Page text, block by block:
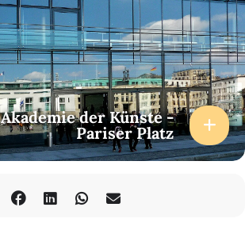
Akademie der Künste -
Pariser Platz